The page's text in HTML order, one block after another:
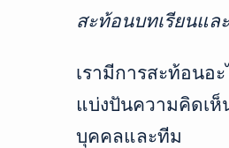
สะท้อนบทเรียนแล
เรามีการสะท้อนอ
แบ่งปันความคิดเห็
บุคคลและทีม